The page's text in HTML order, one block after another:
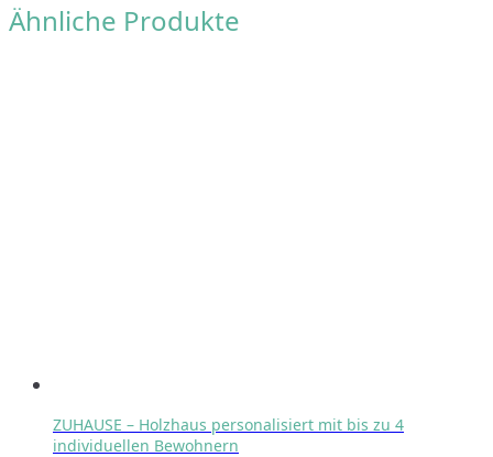
Ähnliche Produkte
ZUHAUSE – Holzhaus personalisiert mit bis zu 4
individuellen Bewohnern